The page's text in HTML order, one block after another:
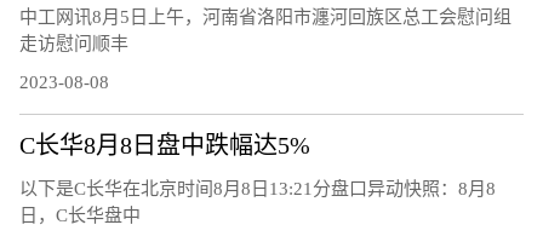
中工网讯8月5日上午，河南省洛阳市瀍河回族区总工会慰问组
走访慰问顺丰
2023-08-08
C长华8月8日盘中跌幅达5%
以下是C长华在北京时间8月8日13:21分盘口异动快照：8月8
日，C长华盘中